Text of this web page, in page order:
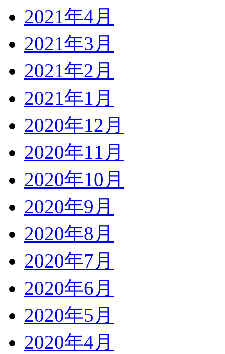
2021年4月
2021年3月
2021年2月
2021年1月
2020年12月
2020年11月
2020年10月
2020年9月
2020年8月
2020年7月
2020年6月
2020年5月
2020年4月